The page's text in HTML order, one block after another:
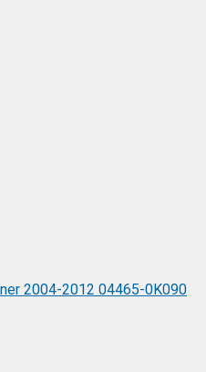
2004-2012 04465-0K090